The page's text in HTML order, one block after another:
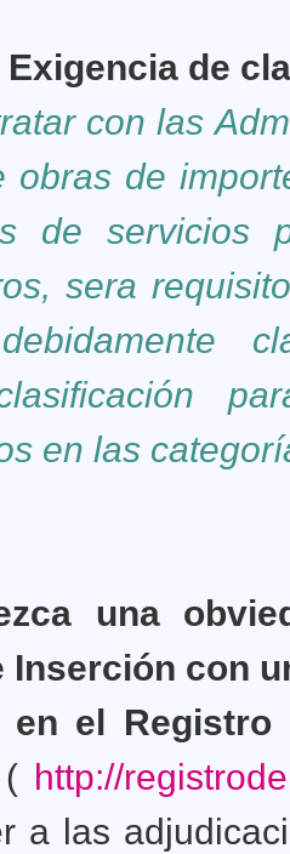
de
con las
obras de
de servicios
sera
en las
una
Inserción con
en el
( http://
a las